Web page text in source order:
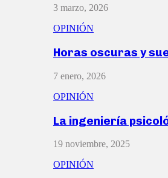
3 marzo, 2026
OPINIÓN
Horas oscuras y
7 enero, 2026
OPINIÓN
La ingeniería
19 noviembre, 2025
OPINIÓN